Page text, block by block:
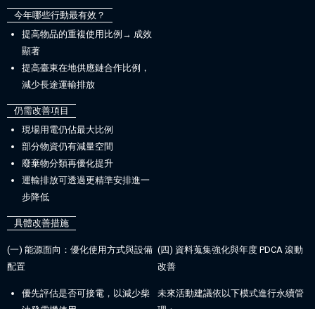
今年哪些行動最有效？
提高物品的重複使用比例→ 成效
顯著
提高臺東在地供應鏈合作比例，
減少長途運輸排放
仍需改善項目
現場用電仍佔最大比例
部分物資仍有減量空間
廢棄物分類再優化提升
運輸排放可透過更精準安排進一
步降低
具體改善措施
(一) 能源面向：優化使用方式與設備
配置
優先評估是否可接電，以減少柴
(四) 資料蒐集強化與年度 PDCA 滾動
改善
未來活動建議依以下模式進行永續管